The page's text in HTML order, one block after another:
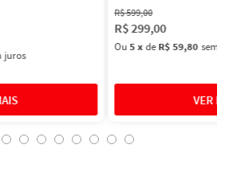
juros
R$599,00
R$299,00
Ou5xdeR$ 59,80 sem